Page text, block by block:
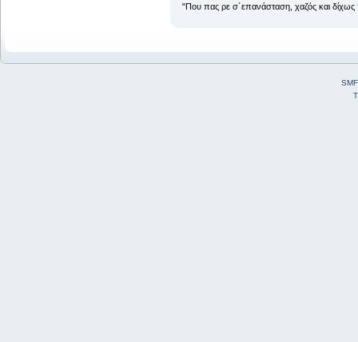
"Που πας ρε σ΄επανάσταση, χαζός και